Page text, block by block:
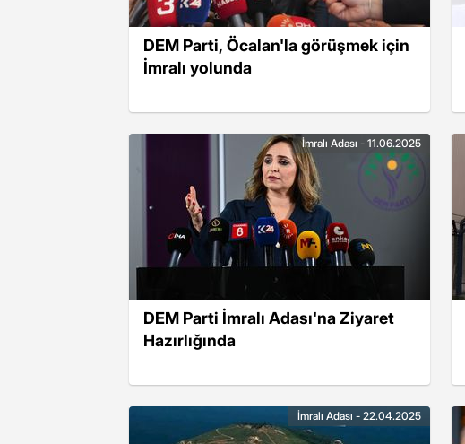
DEM Parti, Öcalan'la görüşmek için
İmralı yolunda
DEM Parti İmralı Adası'na Ziyaret
Hazırlığında
İmralı Adası - 11.06.2025
İmralı Adası - 22.04.2025